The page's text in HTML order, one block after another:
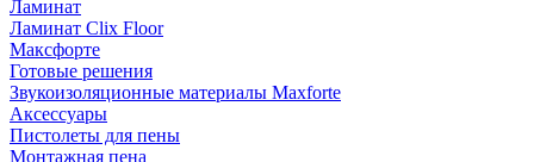
Ламинат
Ламинат Clix Floor
Максфорте
Готовые решения
Звукоизоляционные материалы Maxforte
Аксессуары
Пистолеты для пены
Монтажная пена